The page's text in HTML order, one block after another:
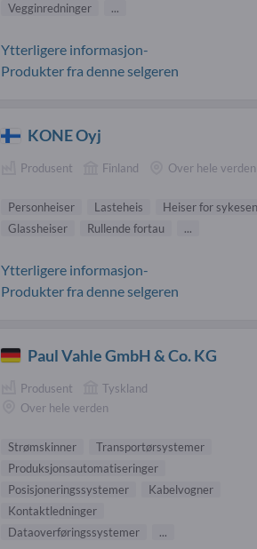
Vegginredninger
...
Ytterligere informasjon-
Produkter fra denne selgeren
KONE Oyj
Produsent Finland Over hele verden
Personheiser Lasteheis Heiser for
Glassheiser
Rullende fortau ...
Ytterligere informasjon-
Produkter fra denne selgeren
Paul Vahle GmbH & Co. KG
Produsent
Tyskland
Over hele verden
Strømskinner
Transportørsystemer
Produksjonsautomatiseringer
Posisjoneringssystemer
Kabelvogner
Kontaktledninger
Dataoverføringssystemer
...